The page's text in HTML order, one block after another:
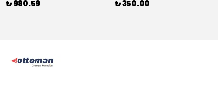
₺ 980.59 ₺ 350.00